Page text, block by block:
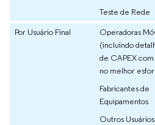
Teste de Rede
Por Usuário Final
Operadoras
(incluindo
de CAPEX com
no melhor
Fabricantes de
Equipamentos
Outros Usuários